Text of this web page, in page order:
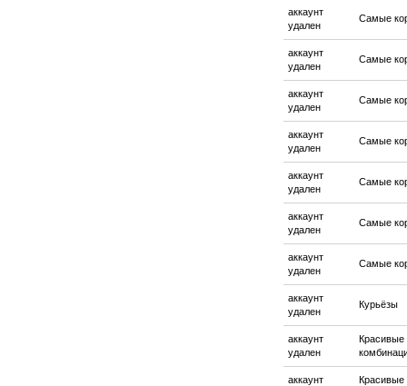
аккаунт
удален
Самые
аккаунт
удален
Самые
аккаунт
удален
Самые
аккаунт
удален
Самые
аккаунт
удален
Самые
аккаунт
удален
Самые
аккаунт
удален
Самые
аккаунт
удален
Курьёзы
аккаунт
удален
Красивые
аккаунт
Красивые